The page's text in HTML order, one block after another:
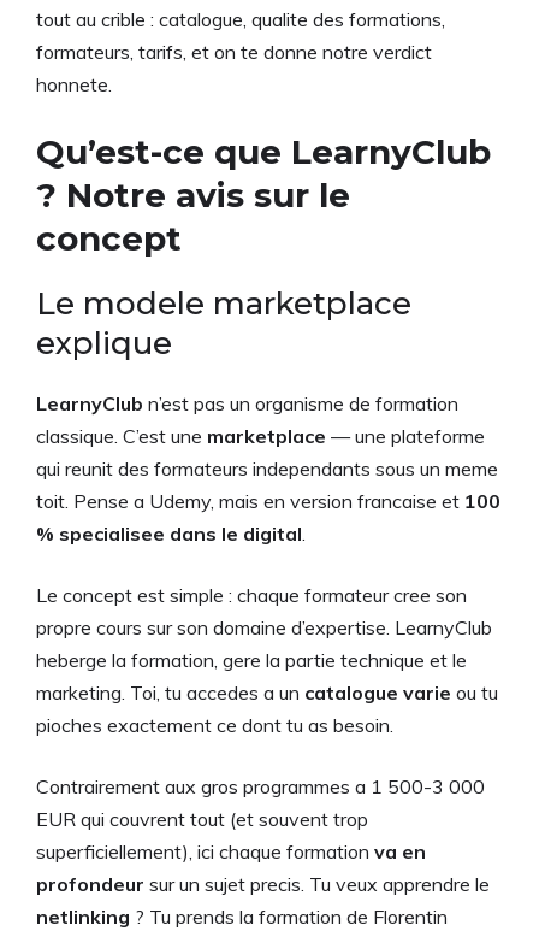
tout au crible : catalogue, qualite des formations,
formateurs, tarifs, et on te donne notre verdict
honnete.
Qu’est-ce que LearnyClub
? Notre avis sur le
concept
Le modele marketplace
explique
LearnyClub n’est pas un organisme de formation
classique. C’est une marketplace — une plateforme
qui reunit des formateurs independants sous un meme
toit. Pense a Udemy, mais en version francaise et 100
% specialisee dans le digital
Le concept est simple : chaque formateur cree son
propre cours sur son domaine d’expertise. LearnyClub
heberge la formation, gere la partie technique et le
marketing. Toi, tu accedes a un catalogue varie ou tu
pioches exactement ce dont tu as besoin.
Contrairement aux gros programmes a 1 500-3 000
EUR qui couvrent tout (et souvent trop
superficiellement), ici chaque formation va en
profondeur sur un sujet precis. Tu veux apprendre le
netlinking ? Tu prends la formation de Florentin